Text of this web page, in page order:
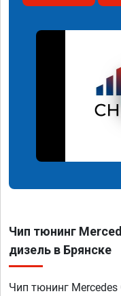
Чип тюнинг
дизель в Брянске
Чип тюнинг Mercedes